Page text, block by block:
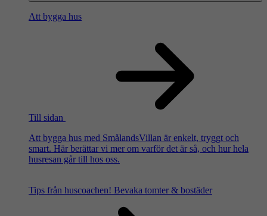
Att bygga hus
Till sidan
Att bygga hus med SmålandsVillan är enkelt, tryggt och
smart. Här berättar vi mer om varför det är så, och hur hela
husresan går till hos oss.
Tips från huscoachen! Bevaka tomter & bostäder